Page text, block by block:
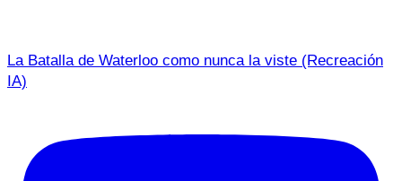
La Batalla de Waterloo como nunca la viste (Recreación
IA)